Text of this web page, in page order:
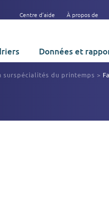
Centre d’aide À propos de
Données et
surspécialités du printemps >